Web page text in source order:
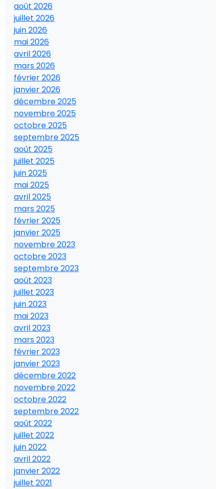
août 2026
juillet 2026
juin 2026
mai 2026
avril 2026
mars 2026
février 2026
janvier 2026
décembre 2025
novembre 2025
octobre 2025
septembre 2025
août 2025
juillet 2025
juin 2025
mai 2025
avril 2025
mars 2025
février 2025
janvier 2025
novembre 2023
octobre 2023
septembre 2023
août 2023
juillet 2023
juin 2023
mai 2023
avril 2023
mars 2023
février 2023
janvier 2023
décembre 2022
novembre 2022
octobre 2022
septembre 2022
août 2022
juillet 2022
juin 2022
avril 2022
janvier 2022
juillet 2021